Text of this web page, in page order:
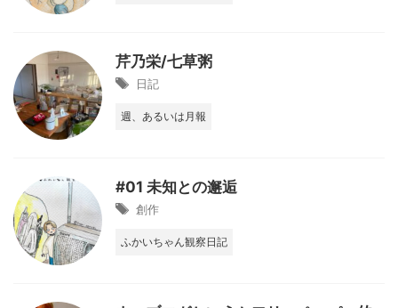
芹乃栄/七草粥
日記
週、あるいは月報
#01 未知との邂逅
創作
ふかいちゃん観察日記